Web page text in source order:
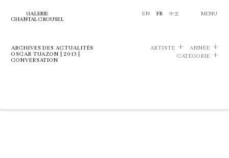
GALERIE
CHANTAL CROUSEL
EN FR 中文 MENU
ARCHIVES DES ACTUALITÉS
OSCAR TUAZON | 2013 |
CONVERSATION
ARTISTE
ANNÉE
CATÉGORIE